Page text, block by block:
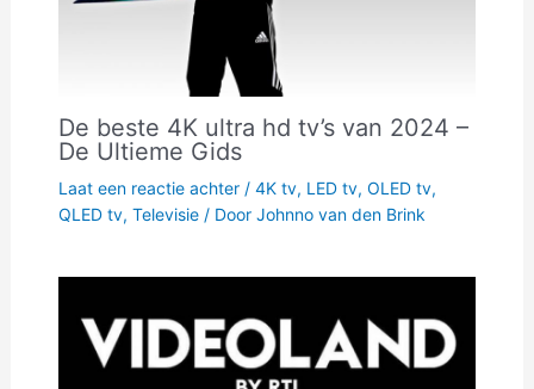
De beste 4K ultra hd tv’s van 2024 –
De Ultieme Gids
Laat een reactie achter / 4K tv, LED tv, OLED tv,
QLED tv, Televisie/ Door Johnno van den Brink